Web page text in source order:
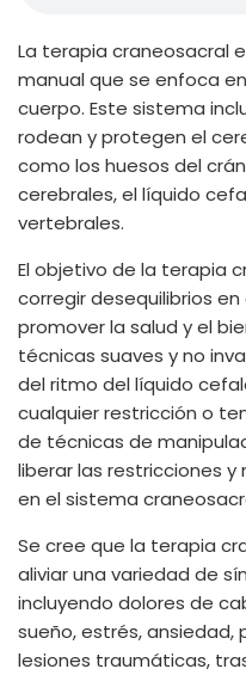
La terapia craneosacral
manual que se enfoca
cuerpo. Este sistema
rodean y protegen el
como los huesos del
cerebrales, el líquido
vertebrales.
El objetivo de la terapia
corregir desequilibrios
promover la salud y el
técnicas suaves y no
del ritmo del líquido
cualquier restricción o
de técnicas de
liberar las restricciones
en el sistema
Se cree que la terapia
aliviar una variedad de
incluyendo dolores de
sueño, estrés,
lesiones traumáticas,